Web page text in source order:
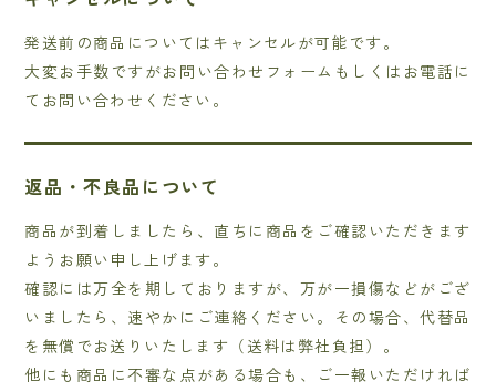
発送前の商品についてはキャンセルが可能です。
大変お手数ですがお問い合わせフォームもしくはお電話に
てお問い合わせください。
返品・不良品について
商品が到着しましたら、直ちに商品をご確認いただきます
ようお願い申し上げます。
確認には万全を期しておりますが、万が一損傷などがござ
いましたら、速やかにご連絡ください。その場合、代替品
を無償でお送りいたします（送料は弊社負担）。
他にも商品に不審な点がある場合も、ご一報いただければ